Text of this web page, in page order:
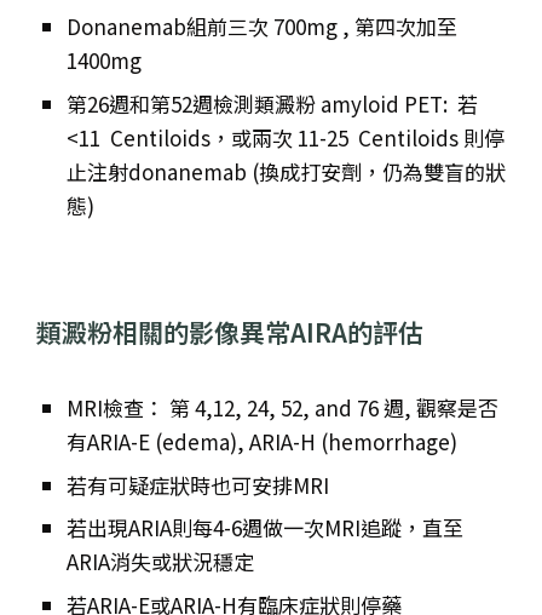
Donanemab組前三次 700mg , 第四次加至
1400mg
第26週和第52週檢測類澱粉 amyloid PET: 若
<11 Centiloids，或兩次 11-25 Centiloids 則停
止注射donanemab (換成打安劑，仍為雙盲的狀
態)
類澱粉相關的影像異常AIRA的評估
MRI檢查： 第 4,12, 24, 52, and 76 週, 觀察是否
有ARIA-E (edema), ARIA-H (hemorrhage)
若有可疑症狀時也可安排MRI
若出現ARIA則每4-6週做一次MRI追蹤，直至
ARIA消失或狀況穩定
若ARIA-E或ARIA-H有臨床症狀則停藥